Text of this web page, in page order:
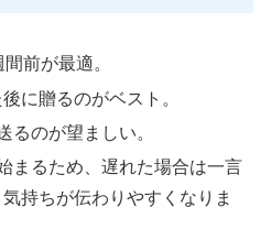
前が最適。
に贈るのがベスト。
るのが望ましい。
まるため、遅れた場合は一言
持ちが伝わりやすくなりま